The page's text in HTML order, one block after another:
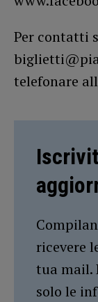
Per contatti
telefonare
ricevere
tua mail.
solo le